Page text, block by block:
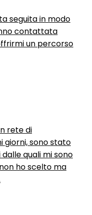
seguita in modo
contattata
un percorso
rete di
giorni, sono stato
quali mi sono
ho scelto ma